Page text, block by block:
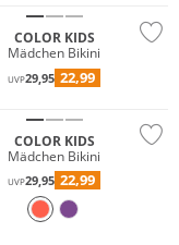
COLOR KIDS
Mädchen Bikini
UVP29,95 22,99
COLOR KIDS
Mädchen Bikini
UVP29,95 22,99